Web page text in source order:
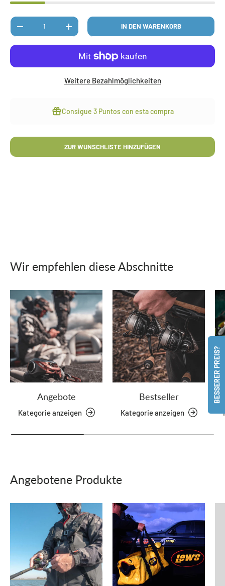
Anzahl
MENGE VERRINGERNMENGE ERHÖHEN IN DEN WARENKORB
Weitere Bezahlmöglichkeiten
Consigue 3 Puntoscon esta compra
ZUR WUNSCHLISTE HINZUFÜGEN
Wir empfehlen diese Abschnitte
Angebote
Kategorie anzeigen
Bestseller
Kategorie anzeigen
Angebotene Produkte
BESSERER PREIS?